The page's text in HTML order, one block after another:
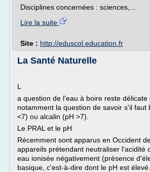
Disciplines concernées : sciences,...
Lire la suite
Site : http://eduscol.education.fr
La Santé Naturelle
L
a question de l'eau à boire reste délicate
notamment la question de savoir s'il faut
<7) ou alcalin (pH >7).
Le PRAL et le pH
Récemment sont apparus en Occident
appareils prétendant neutraliser l'acidité
eau ionisée négativement (présence
basique, c'est-à-dire dont le pH est élevé.